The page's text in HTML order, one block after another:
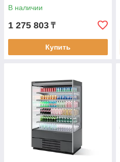
В наличии
1 275 803 ₸
Купить